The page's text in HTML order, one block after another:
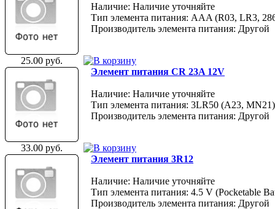
Наличие: Наличие уточняйте
Тип элемента питания: AAA (R03, LR3,
Производитель элемента питания: Другой
25.00 руб.
Элемент питания CR 23A 12V
Наличие: Наличие уточняйте
Тип элемента питания: 3LR50 (A23, MN21)
Производитель элемента питания: Другой
33.00 руб.
Элемент питания 3R12
Наличие: Наличие уточняйте
Тип элемента питания: 4.5 V (Pocketable
Производитель элемента питания: Другой